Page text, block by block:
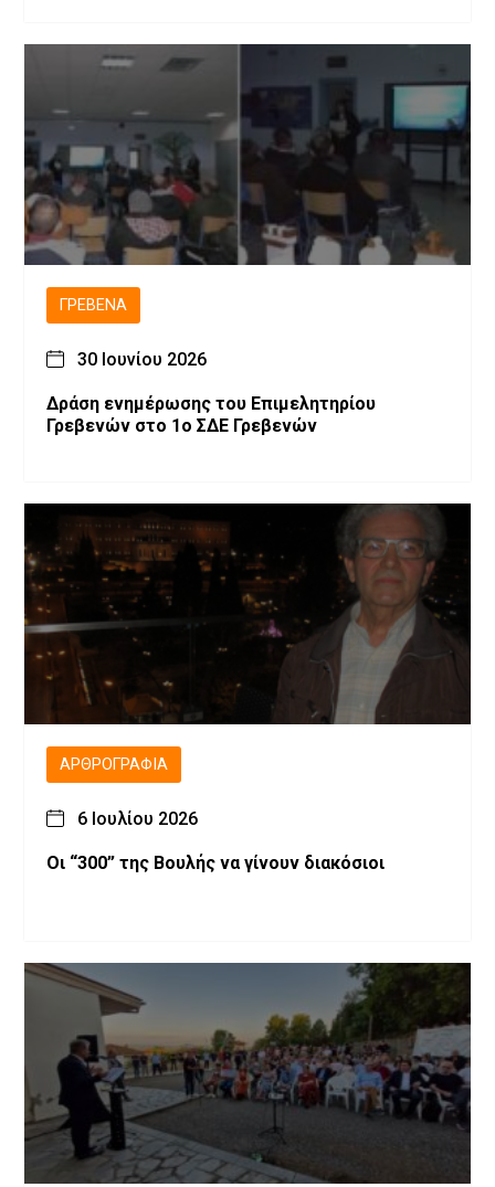
ΓΡΕΒΕΝΆ
30 Ιουνίου 2026
Δράση ενημέρωσης του Επιμελητηρίου
Γρεβενών στο 1ο ΣΔΕ Γρεβενών
ΑΡΘΡΟΓΡΑΦΊΑ
6 Ιουλίου 2026
Οι “300” της Βουλής να γίνουν διακόσιοι